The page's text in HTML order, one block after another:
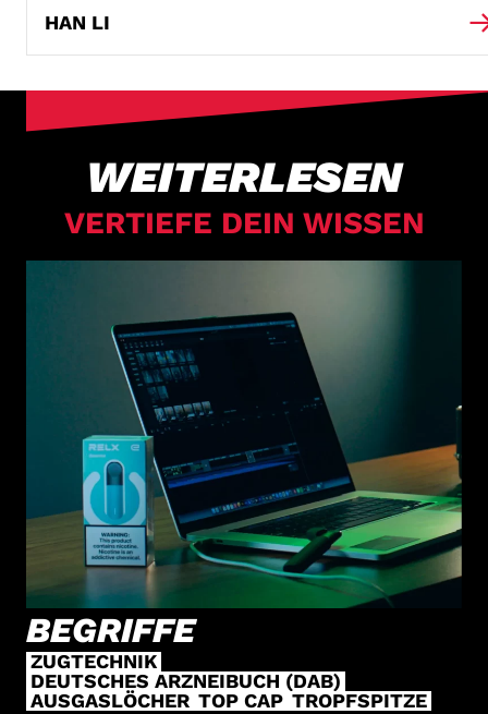
HAN LI
WEITERLESEN
VERTIEFE DEIN WISSEN
BEGRIFFE
ZUGTECHNIK
DEUTSCHES ARZNEIBUCH (DAB)
AUSGASLÖCHER TOP CAP TROPFSPITZE